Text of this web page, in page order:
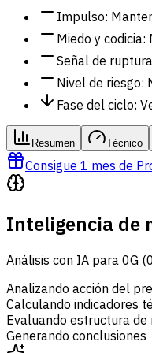
Impulso:
Miedo y codicia:
Señal de ruptura
Nivel de riesgo:
Fase del ciclo:
Resumen Técnico
Consigue 1 mes de
Inteligencia de
Análisis con IA para 0G
Analizando acción del
Calculando indicadores
Evaluando estructura de
Generando conclusiones